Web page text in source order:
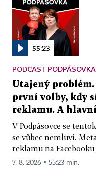
55:23
PODCAST PODPÁSOVKA
Utajený problém.
první volby, kdy
reklamu. A
V Podpásovce se
se vůbec nemluví.
reklamu na
7. 8. 2026 ▪ 55:23 min.